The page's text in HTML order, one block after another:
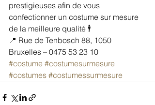
prestigieuses afin de vous
confectionner un costume sur mesure
de la meilleure qualité 🕴
📍 Rue de Tenbosch 88, 1050
Bruxelles – 0475 53 23 10
#costume #costumesurmesure
#costumes #costumessurmesure